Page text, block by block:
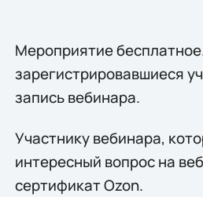
Мероприятие
зарегистрировавшиеся
запись вебинара.
Участнику вебинара,
интересный вопрос на
сертификат Ozon.